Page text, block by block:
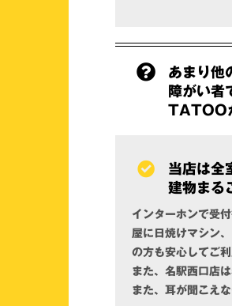
あまり他
障がい者
TATOO
当店は全
建物まる
インターホンで受
屋に日焼けマシン
の方も安心してご利
また、名駅西口店
また、耳が聞こえ